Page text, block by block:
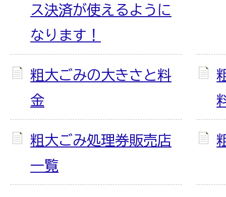
ス決済が使えるように
なります！
粗大ごみの大きさと料
金
粗大ごみ処理券販売店
一覧